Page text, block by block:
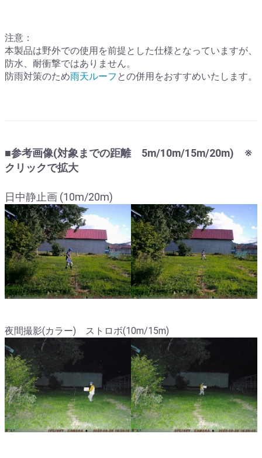
注意：
本製品は野外での使用を前提とした仕様となっていますが、
防水、耐衝撃ではありません。
防雨対策のため雨天ルーフ との併用をおすすめいたします。
■参考画像(対象までの距離 5m/10m/15m/20m) ※
クリックで拡大
日中静止画 (10m/20m)
夜間撮影(カラー) ストロボ(10m/15m)